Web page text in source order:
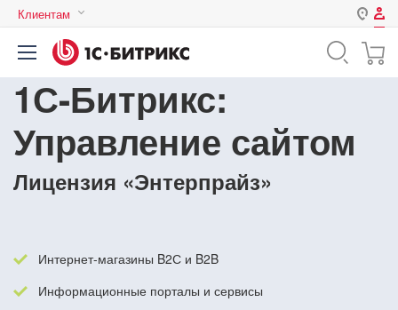
Клиентам
Авторизация
Логин
Запомнить меня на этом
Забыли свой пароль?
1С-Битрикс:
Управление сайтом
Лицензия «Энтерпрайз»
Интернет-магазины B2С и B2B
Информационные порталы и сервисы